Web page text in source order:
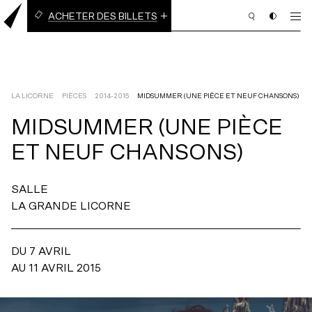
ACHETER DES BILLETS
PROGRAMMATION
ABONNEMENT
NOUS APPUYER
NOUS JOINDRE
LA LICORNE PIÈCES 2014-2015 MIDSUMMER (UNE PIÈCE ET NEUF CHANSONS)
MIDSUMMER (UNE PIÈCE
ET NEUF CHANSONS)
SALLE
LA GRANDE LICORNE
DU 7 AVRIL
AU 11 AVRIL 2015